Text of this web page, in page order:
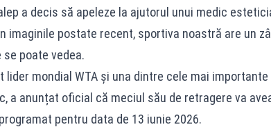
a decis să apeleze la ajutorul unui medic
imaginile postate recent, sportiva noastră are un
poate vedea.
lider mondial WTA și una dintre cele mai
a anunțat oficial că meciul său de retragere va
pentru data de 13 iunie 2026.